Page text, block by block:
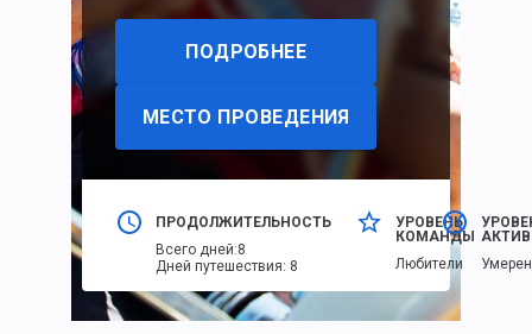
ПОДРОБНЕЕ
МЕСТО ПРОВЕДЕНИЯ
ПРОДОЛЖИТЕЛЬНОСТЬ
Всего дней:8
Дней путешествия: 8
УРОВЕНЬ
КОМАНДЫ
Любители